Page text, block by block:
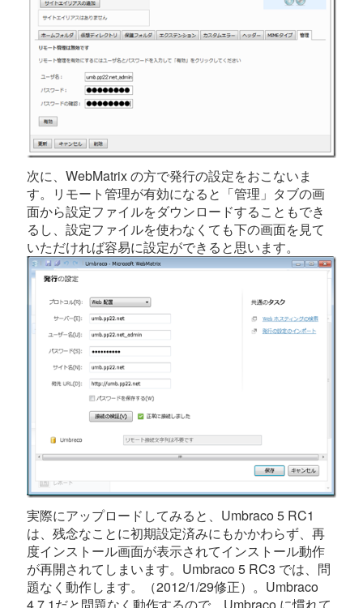
次に、WebMatrix の方で発行の設定をおこないま
す。リモート管理が有効になると「管理」タブの画
面から設定ファイルをダウンロードすることもでき
るし、設定ファイルを使わなくても下の画面を見て
いただければ容易に設定ができると思います。
実際にアップロードしてみると、Umbraco 5 RC1
は、残念なことに初期設定済みにもかかわらず、再
度インストール画面が表示されてインストール動作
が再開されてしまいます。Umbraco 5 RC3 では、問
題なく動作します。（2012/1/29修正）。Umbraco
4.7.1だと問題なく動作するので、Umbraco に慣れて